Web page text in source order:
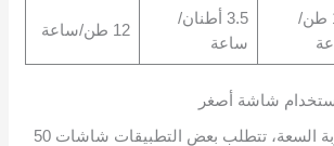
1.2 طن/
3.5 أطنان/
ساعة
12 طن/ساعة
شاشة أصغر
على الرغم من عقوبة السعة، تتطلب بعض التطبيقات شاشات 50